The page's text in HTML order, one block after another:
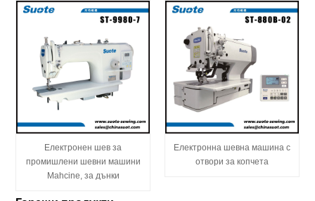
Електронен шев за
промишлени шевни машини
Mahcine, за дънки
Електронна шевна машина с
отвори за копчета